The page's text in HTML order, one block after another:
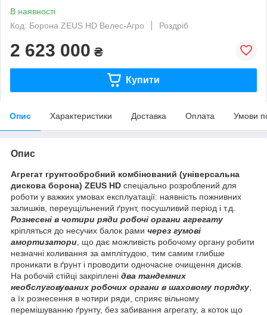
В наявності
Код: Борона ZEUS HD Велес-Агро
Роздріб
2 623 000 ₴
Купити
Опис Характеристики Доставка Оплата Умови
Опис
Агрегат грунтообробний комбінований (універсальна
дискова борона) ZEUS HD спеціально розроблений для
роботи у важких умовах експлуатації: наявність пожнивних
залишків, переущільнений ґрунт, посушливий період і т.д.
Рознесені в чотири ряди робочі органи агрегату
кріпляться до несучих балок рами через гумові
амортизатори , що дає можливість робочому органу робити
незначні коливання за амплітудою, тим самим глибше
проникати в ґрунт і проводити одночасне очищення дисків.
На робочій стійці закріплені два тандемних
необслуговуваних робочих органи в шаховому порядку
а їх рознесення в чотири ряди, сприяє вільному
перемішуванню ґрунту, без забивання агрегату, а коток що